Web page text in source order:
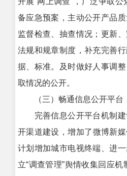
备应急预案，主动公开产品
监督检查、抽查情况；更新
法规和规章制度，补充完善
据、标准。及时做好人事调
取情况的公开。
（三）畅通信息公开平台
完善信息公开平台机制建
开渠道建设，增加了微博新
计划增加城市电视终端、进
立“调查管理”舆情收集回应